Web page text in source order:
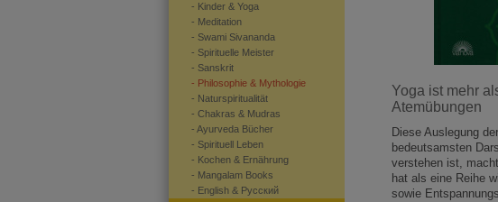
Yoga ist mehr
Atemübungen
Diese Auslegung
bedeutsamsten
verstehen ist,
hat als eine Reihe
sowie
- Kinder & Yoga
- Meditation
- Swami Sivananda
- Spirituelle Meister
- Sanskrit
- Philosophie & Mythologie
- Naturspiritualität
- Chakras & Mudras
- Ayurveda Bücher
- Spirituell Leben
- Kochen & Ernährung
- Mangalam Books
- English & Pусский